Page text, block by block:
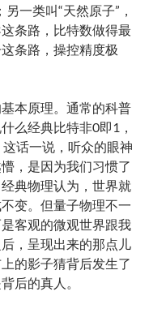
一类叫“天然原子”，
条路，比特数做得最
条路，操控精度极
本原理。通常的科普
么经典比特非0即1，
话一说，听众的眼神
，是因为我们习惯了
典物理认为，世界就
变。但量子物理不一
客观的微观世界跟我
，呈现出来的那点儿
的影子猜背后发生了
后的真人。